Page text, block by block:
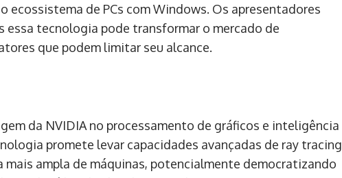
ecossistema de PCs com Windows. Os apresentadores
essa tecnologia pode transformar o mercado de
que podem limitar seu alcance.
da NVIDIA no processamento de gráficos e inteligência
promete levar capacidades avançadas de ray tracing
mais ampla de máquinas, potencialmente democratizando